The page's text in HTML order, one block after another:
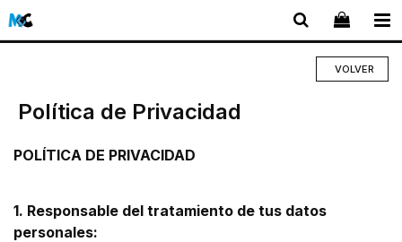
VOLVER
Política de Privacidad
POLÍTICA DE PRIVACIDAD
1. Responsable del tratamiento de tus datos
personales: